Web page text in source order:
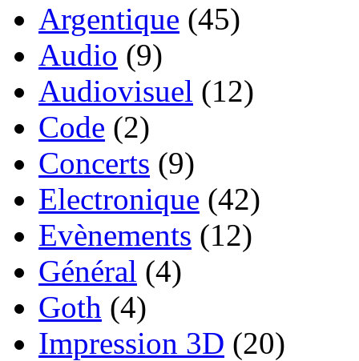
Argentique (45)
Audio (9)
Audiovisuel (12)
Code (2)
Concerts (9)
Electronique (42)
Evènements (12)
Général (4)
Goth (4)
Impression 3D (20)